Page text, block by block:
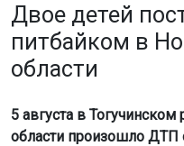
Двое детей
питбайком в
области
5 августа в
области произошло ДТП